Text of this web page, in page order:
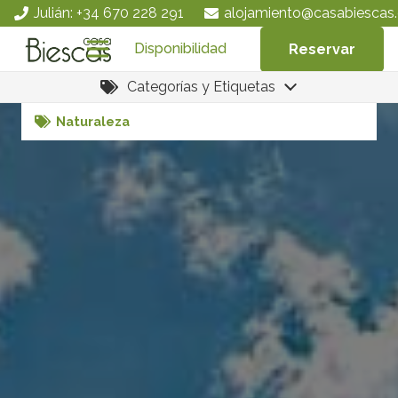
Julián: +34 670 228 291
Disponibilidad Reservar
Categorías y Etiquetas
Alma Salvaje
Naturaleza